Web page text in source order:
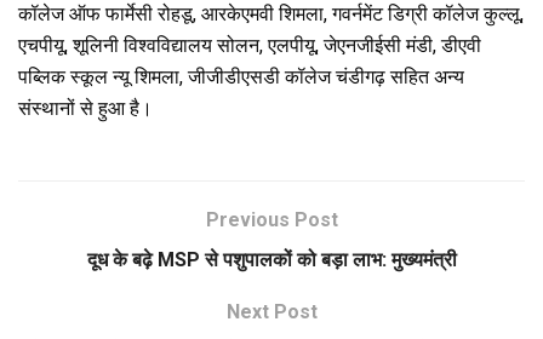
कॉलेज ऑफ फार्मेसी रोहडू, आरकेएमवी शिमला, गवर्नमेंट डिग्री कॉलेज कुल्लू,
एचपीयू, शूलिनी विश्वविद्यालय सोलन, एलपीयू, जेएनजीईसी मंडी, डीएवी
पब्लिक स्कूल न्यू शिमला, जीजीडीएसडी कॉलेज चंडीगढ़ सहित अन्य
संस्थानों से हुआ है।
Previous Post
दूध के बढ़े MSP से पशुपालकों को बड़ा लाभ: मुख्यमंत्री
Next Post